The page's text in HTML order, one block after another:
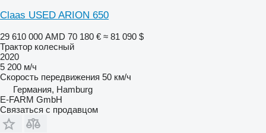
Claas USED ARION 650
29 610 000 AMD 70 180 € ≈ 81 090 $
Трактор колесный
2020
5 200 м/ч
Скорость передвижения 50 км/ч
Германия, Hamburg
E-FARM GmbH
Связаться с продавцом